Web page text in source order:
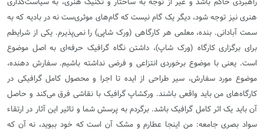
هنری نیز توجه شود، دیگر یک گام نیست که گام‌های موثری‌ست نه در بادیه که به
سمت آبادانی. بنده، معلمی هر کارگاهی (ورک شاپی) را نمی‌پذیرم. یکی از شرایطم
برای برگزاری کارگاه (ورک شاپ)، داشتن نگاه گرافیک حرفه‌ای به اصل موضوع
است. یعنی با موضوع برخوردی انتزاعی و فرضی نداشته باشیم. سفارش دهنده،
موضوع مورد سفارش، سیر طراحی از ایده تا اجرا و محصول کامل گرافیکی در
کارگاه‌های من باید واقعی باشند. ورکشاپ گرافیک با نقاشی فرق می‌کند و حاصل
آن باید یک اثر کامل گرافیک باشد. برگردم به پرسش شما و تاثیر این آثار در ارتقاء
سواد بصری جامعه: من اینجا عطارم و مشک آن است که خود ببوید، نه آن که